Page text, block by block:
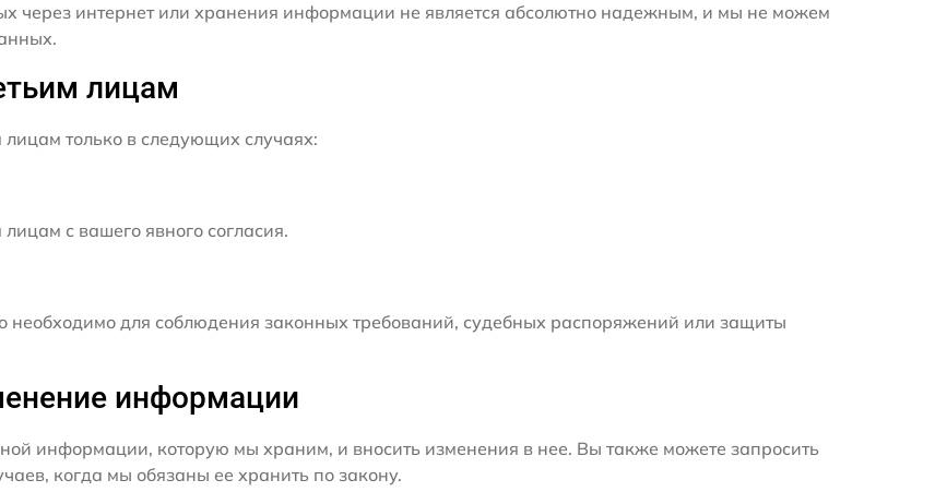
через интернет или хранения информации не является абсолютно надежным, и мы не можем
лицам
только в следующих случаях:
с вашего явного согласия.
для соблюдения законных требований, судебных распоряжений или защиты
информации
информации, которую мы храним, и вносить изменения в нее. Вы также можете запросить
когда мы обязаны ее хранить по закону.